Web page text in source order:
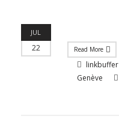
JUL
22 Read More
linkbuffer
Genève